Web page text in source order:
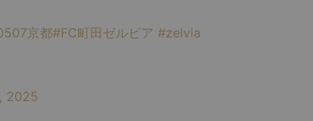
京都#FC町田ゼルビア #zelvia
2025